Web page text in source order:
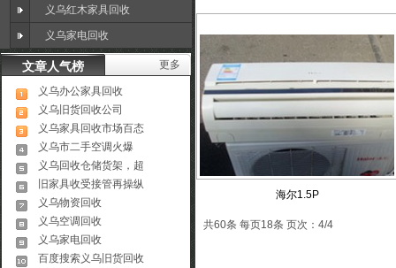
义乌红木家具回收
义乌家电回收
海尔1.5P
共60条 每页18条 页次：4/4
文章人气榜 更多
义乌办公家具回收
义乌旧货回收公司
义乌家具回收市场百态
义乌市二手空调火爆
义乌回收仓储货架，超
旧家具收受接管再操纵
义乌物资回收
义乌空调回收
义乌家电回收
百度搜索义乌旧货回收